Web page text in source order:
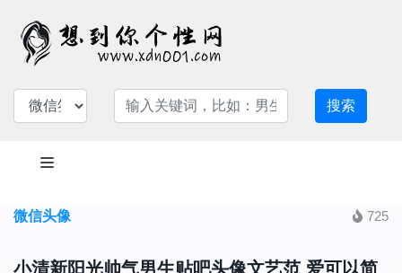
搜索
微信头像 725
小清新阳光帅气男生贴吧头像文艺范 爱可以简